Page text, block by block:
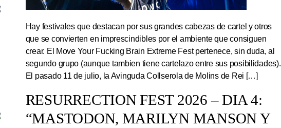
Hay festivales que destacan por sus grandes cabezas de cartel y otros
que se convierten en imprescindibles por el ambiente que consiguen
crear. El Move Your Fucking Brain Extreme Fest pertenece, sin duda, al
segundo grupo (aunque tambien tiene cartelazo entre sus posibilidades).
El pasado 11 de julio, la Avinguda Collserola de Molins de Rei […]
RESURRECTION FEST 2026 – DIA 4:
“MASTODON, MARILYN MANSON Y